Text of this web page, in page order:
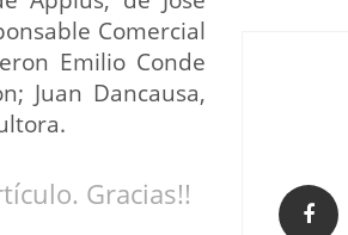
Comercial
Emilio Conde
Juan Dancausa,
Gracias!!